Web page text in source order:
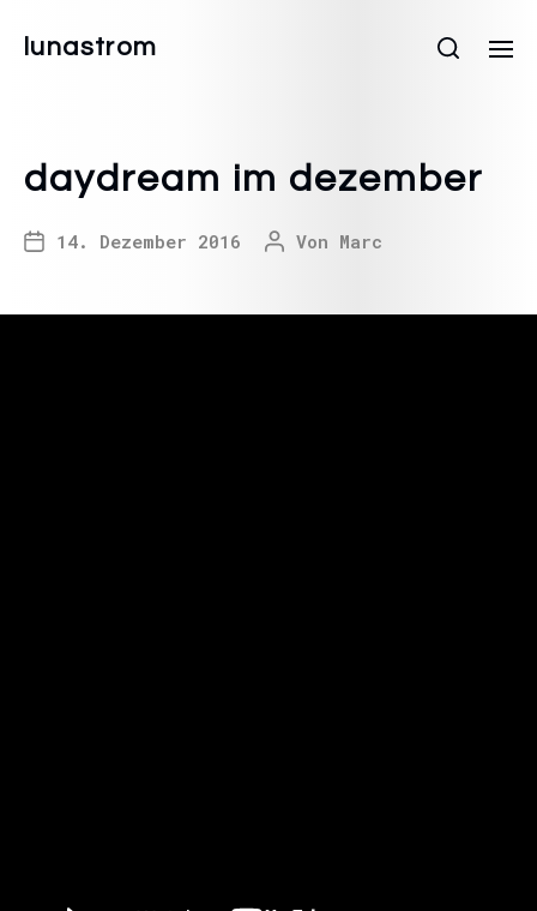
lunastrom
daydream im dezember
14. Dezember 2016 Von Marc